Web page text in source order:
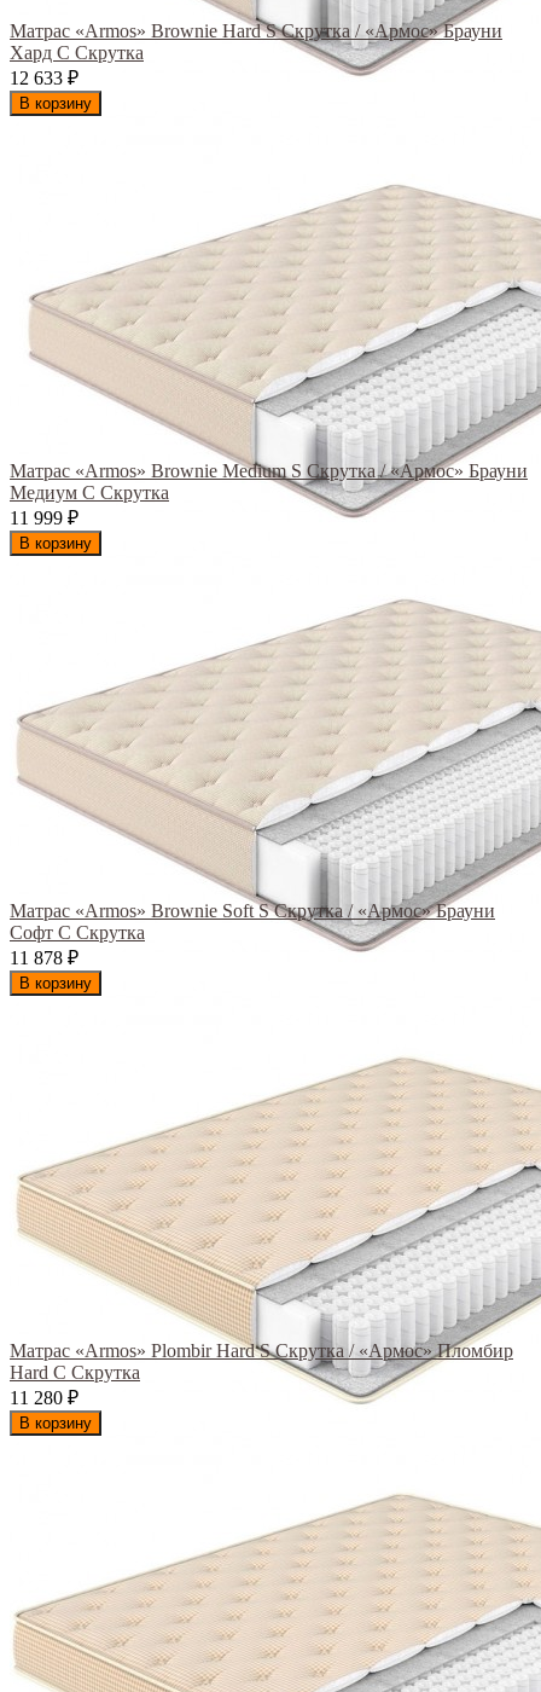
Матрас «Armos» Brownie Hard S Скрутка / «Армос» Брауни
Хард С Скрутка
12 633 ₽
В корзину
Матрас «Armos» Brownie Medium S Скрутка / «Армос» Брауни
Медиум С Скрутка
11 999 ₽
В корзину
Матрас «Armos» Brownie Soft S Скрутка / «Армос» Брауни
Софт С Скрутка
11 878 ₽
В корзину
Матрас «Armos» Plombir Hard S Скрутка / «Армос» Пломбир
Hard С Скрутка
11 280 ₽
В корзину